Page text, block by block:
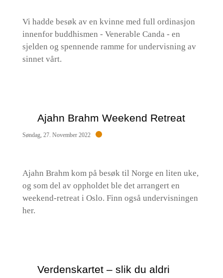
Vi hadde besøk av en kvinne med full ordinasjon
innenfor buddhismen - Venerable Canda - en
sjelden og spennende ramme for undervisning av
sinnet vårt.
Ajahn Brahm Weekend Retreat
Søndag, 27. November 2022
Ajahn Brahm kom på besøk til Norge en liten uke,
og som del av oppholdet ble det arrangert en
weekend-retreat i Oslo. Finn også undervisningen
her.
Verdenskartet – slik du aldri